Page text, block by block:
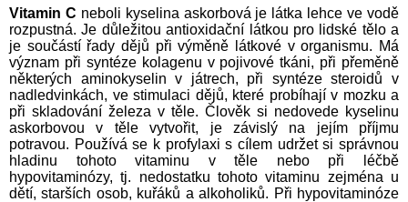
Vitamin C neboli kyselina askorbová je látka lehce ve vodě
rozpustná. Je důležitou antioxidační látkou pro lidské tělo a
je součástí řady dějů při výměně látkové v organismu. Má
význam při syntéze kolagenu v pojivové tkáni, při přeměně
některých aminokyselin v játrech, při syntéze steroidů v
nadledvinkách, ve stimulaci dějů, které probíhají v mozku a
při skladování železa v těle. Člověk si nedovede kyselinu
askorbovou v těle vytvořit, je závislý na jejím příjmu
potravou. Používá se k profylaxi s cílem udržet si správnou
hladinu tohoto vitaminu v těle nebo při léčbě
hypovitaminózy, tj. nedostatku tohoto vitaminu zejména u
dětí, starších osob, kuřáků a alkoholiků. Při hypovitaminóze